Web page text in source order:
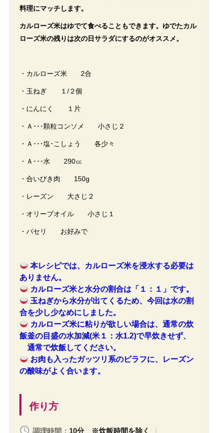
料理にマッチします。
カルローズ米はゆでて食べることもできます。ゆでたカル
ローズ米の残りは次の日サラダにするのがオススメ。
・カルローズ米 2合
・玉ねぎ １/２個
・にんにく １片
・Ａ･･･顆粒コンソメ 小さじ２
・Ａ･･･塩･こしょう 各少々
・Ａ･･･水 290㏄
・合いびき肉 150g
・レーズン 大さじ２
・オリーブオイル 小さじ１
・パセリ お好みで
本レシピでは、カルローズ米を浸水する必要は
ありません。
カルローズ米と水分の割合は「１：１」です。
玉ねぎから水分が出てくるため、今回は水の割
合を少し少なめにしました。
カルローズ米に粘りが欲しい場合は、通常の炊
飯釜の目盛の水加減(米１：水1.2)で早炊きせず、
通常で炊飯してください。
お肉も入ったガッツリ系のピラフに、レーズン
の酸味がよく合います。
作り方
調理時間： 10分 ※炊飯時間を除く